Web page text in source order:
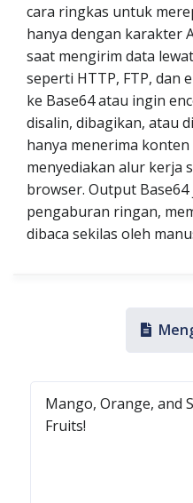
cara ringkas untuk
hanya dengan karakter
saat mengirim data
seperti HTTP, FTP, dan
ke Base64 atau ingin
disalin, dibagikan, atau
hanya menerima konten
menyediakan alur kerja
browser. Output
pengaburan ringan,
dibaca sekilas oleh